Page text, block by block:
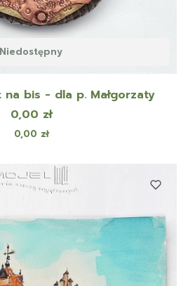
Niedostępny
bis - dla p. Małgorzaty
Cena
0,00 zł
Cena
0,00 zł